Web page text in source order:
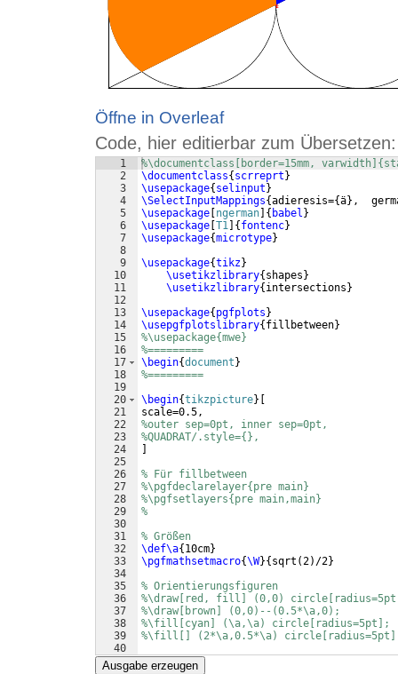
Öffne in Overleaf
Code, hier editierbar zum Übersetzen:
1
2
3
4
5
6
7
8
9
10
11
12
13
14
15
16
17
18
19
20
21
22
23
24
25
26
27
28
29
30
31
32
33
34
35
36
37
38
39
40
41
%\documentclass[border=15mm,
\documentclass{ scrreprt }
\usepackage{ selinput }
\SelectInputMappings{adieresis={ä} ,
\usepackage ngerman { babel }
\usepackage T1 { fontenc}
\usepackage{microtype}
\usepackage{tikz}
\usetikzlibrary{ shapes }
\usetikzlibrary{ intersections }
\usepackage{ pgfplots }
\usepgfplotslibrary{ fillbetween}
%\usepackage{mwe}
%=========
\begin{document }
%=========
\begin{tikzpicture}
scale=0.5,
%outer sep=0pt, inner sep=0pt,
%QUADRAT/.style={},
% Für fillbetween
%\pgfdeclarelayer{pre main}
%\pgfsetlayers{pre main,main}
%
% Größen
\def\a{ 10cm}
\pgfmathsetmacro{\W}{ sqrt (2) /2}
% Orientierungsfiguren
%\draw[red, fill] (0,0)
%\draw[brown] (0,0)--(0.5*\a,0);
%\fill[cyan] (\a,\a) circle[radius=5pt];
%\fill[] (2*\a,0.5*\a)
% Gesamtes Rechteck
Ausgabe erzeugen